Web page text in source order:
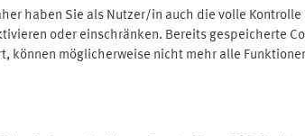
haben Sie als Nutzer/in auch die volle Kontrolle
oder einschränken. Bereits gespeicherte
möglicherweise nicht mehr alle